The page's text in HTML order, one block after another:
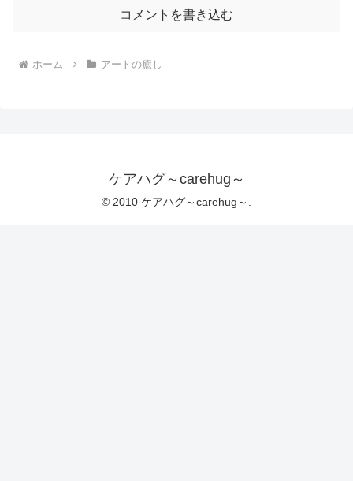
コメントを書き込む
ホーム アートの癒し
ケアハグ～carehug～
© 2010 ケアハグ～carehug～.